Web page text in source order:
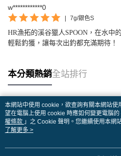
w************0
| 7g/銀色S
HR漁拓的溪谷獵人SPOON，在水中
輕鬆釣獲，讓每次出釣都充滿期待！
本分類熱銷全站排行
熱門標籤
本網站中使用 cookie，欲查詢有關本網站
望在電腦上使用 cookie 時應如何變更電腦
權條款 」之 Cookie 聲明。您繼續使用本網
用條款之 Cookie 聲明使用 cookie。
了解更多 >